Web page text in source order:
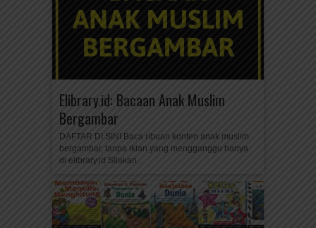
Elibrary.id: Bacaan Anak Muslim
Bergambar
DAFTAR DI SINI Baca ribuan konten anak muslim
bergambar, tanpa iklan yang mengganggu hanya
di elibrary.id Silakan...